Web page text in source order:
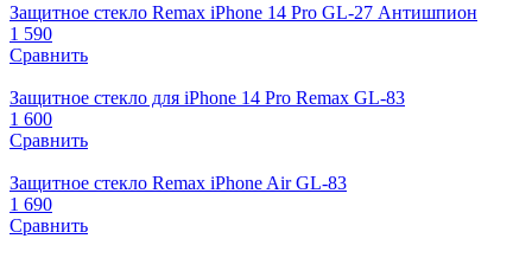
Защитное стекло Remax iPhone 14 Pro GL-27 Антишпион
1 590
Сравнить
Защитное стекло для iPhone 14 Pro Remax GL-83
1 600
Сравнить
Защитное стекло Remax iPhone Air GL-83
1 690
Сравнить